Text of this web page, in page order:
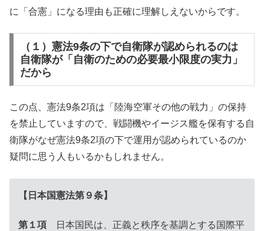
に「合憲」になる理由も正確に理解しえないからです。
（１）憲法9条の下で自衛隊が認められるのは
自衛隊が「自衛のための必要最小限度の実力」
だから
この点、憲法9条2項は「陸海空軍その他の戦力」の保持
を禁止していますので、戦闘機やイージス艦を保有する自
衛隊がなぜ憲法9条2項の下で運用が認められているのか
疑問に思う人もいるかもしれません。
【日本国憲法第９条】
第１項 日本国民は、正義と秩序を基調とする国際平